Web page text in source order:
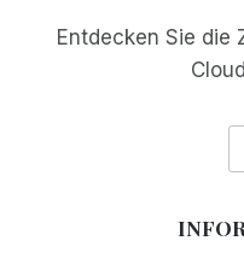
Entdecken Sie die